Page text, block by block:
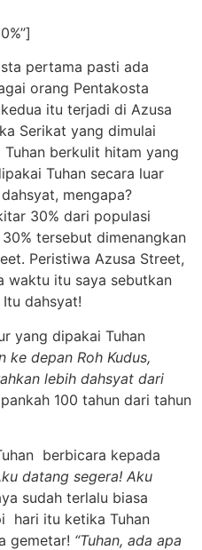
pertama pasti ada
orang Pentakosta
itu terjadi di Azusa
Serikat yang dimulai
berkulit hitam yang
Tuhan secara luar
mengapa?
30% dari populasi
tersebut dimenangkan
Peristiwa Azusa Street,
waktu itu saya sebutkan
Itu dahsyat!
yang dipakai Tuhan
ke depan Roh Kudus,
lebih dahsyat dari
100 tahun dari tahun
berbicara kepada
datang segera! Aku
sudah terlalu biasa
hari itu ketika Tuhan
gemetar! “Tuhan, ada apa